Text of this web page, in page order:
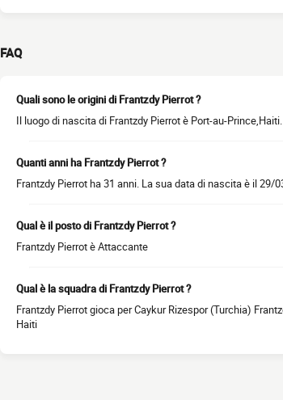
FAQ
Quali sono le origini di Frantzdy Pierrot ?
Il luogo di nascita di Frantzdy Pierrot è Port-au-
Quanti anni ha Frantzdy Pierrot ?
Frantzdy Pierrot ha 31 anni. La sua data di nascita è il 29/
Qual è il posto di Frantzdy Pierrot ?
Frantzdy Pierrot è Attaccante
Qual è la squadra di Frantzdy Pierrot ?
Frantzdy Pierrot gioca per Caykur Rizespor (Turchia)
Haiti